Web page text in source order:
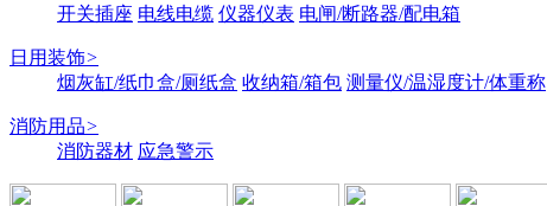
开关插座 电线电缆 仪器仪表 电闸/断路器/配电箱
日用装饰>
烟灰缸/纸巾盒/厕纸盒 收纳箱/箱包 测量仪/温湿度计/体重称
消防用品>
消防器材 应急警示